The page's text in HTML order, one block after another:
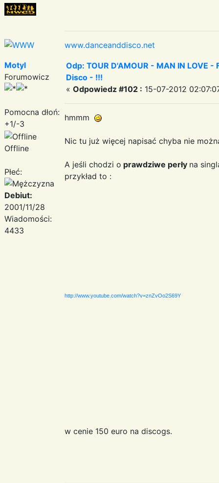
www.danceanddisco.net
Motyl
Forumowicz
Pomocna dłoń:
+1/-3
Offline
Płeć:
Debiut:
2001/11/28
Wiadomości:
4433
Odp: TOUR D'AMOUR - MAN IN LOVE
Disco - !!!
« Odpowiedz #102 : 15-07-2012
hmmm
Nic tu już więcej napisać chyba nie
A jeśli chodzi o prawdziwe perły na
przykład to :
http://www.youtube.com/watch?v=znZvOo2S69Y
w cenie 150 euro na discogs.